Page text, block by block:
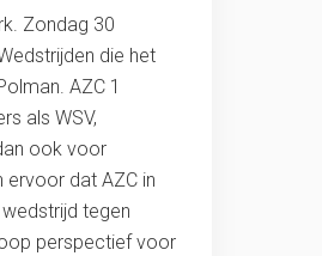
Zondag 30
die het
AZC 1
als WSV,
ook voor
ervoor dat AZC in
tegen
perspectief voor